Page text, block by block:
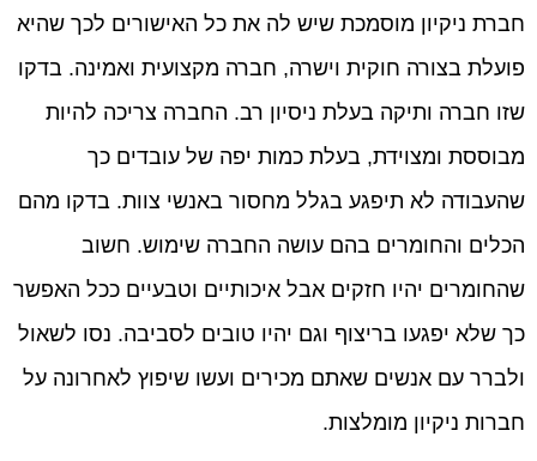
חברת ניקיון מוסמכת שיש לה את כל האישורים לכך שהיא
פועלת בצורה חוקית וישרה, חברה מקצועית ואמינה. בדקו
שזו חברה ותיקה בעלת ניסיון רב. החברה צריכה להיות
מבוססת ומצוידת, בעלת כמות יפה של עובדים כך
שהעבודה לא תיפגע בגלל מחסור באנשי צוות. בדקו מהם
הכלים והחומרים בהם עושה החברה שימוש. חשוב
שהחומרים יהיו חזקים אבל איכותיים וטבעיים ככל האפשר
כך שלא יפגעו בריצוף וגם יהיו טובים לסביבה. נסו לשאול
ולברר עם אנשים שאתם מכירים ועשו שיפוץ לאחרונה על
חברות ניקיון מומלצות.